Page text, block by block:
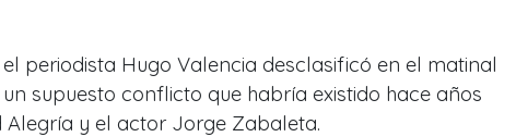
periodista Hugo Valencia desclasificó en el matinal
un supuesto conflicto que habría existido hace años
Alegría y el actor Jorge Zabaleta.